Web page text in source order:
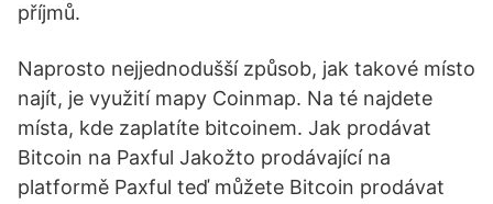
příjmů.
Naprosto nejjednodušší způsob, jak takové místo
najít, je využití mapy Coinmap. Na té najdete
místa, kde zaplatíte bitcoinem. Jak prodávat
Bitcoin na Paxful Jakožto prodávající na
platformě Paxful teď můžete Bitcoin prodávat